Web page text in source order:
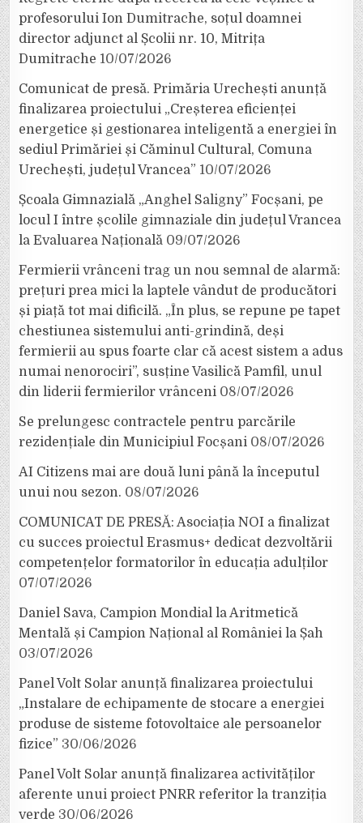
profesorului Ion Dumitrache, soțul doamnei
director adjunct al Școlii nr. 10, Mitrița
Dumitrache 10/07/2026
Comunicat de presă. Primăria Urechești anunță
finalizarea proiectului „Creșterea eficienței
energetice și gestionarea inteligentă a energiei în
sediul Primăriei și Căminul Cultural, Comuna
Urechești, județul Vrancea” 10/07/2026
Școala Gimnazială „Anghel Saligny” Focșani, pe
locul I între școlile gimnaziale din județul Vrancea
la Evaluarea Națională 09/07/2026
Fermierii vrânceni trag un nou semnal de alarmă:
prețuri prea mici la laptele vândut de producători
și piață tot mai dificilă. „În plus, se repune pe tapet
chestiunea sistemului anti-grindină, deși
fermierii au spus foarte clar că acest sistem a adus
numai nenorociri”, susține Vasilică Pamfil, unul
din liderii fermierilor vrânceni 08/07/2026
Se prelungesc contractele pentru parcările
rezidențiale din Municipiul Focșani 08/07/2026
AI Citizens mai are două luni până la începutul
unui nou sezon. 08/07/2026
COMUNICAT DE PRESĂ: Asociația NOI a finalizat
cu succes proiectul Erasmus+ dedicat dezvoltării
competențelor formatorilor în educația adulților
07/07/2026
Daniel Sava, Campion Mondial la Aritmetică
Mentală și Campion Național al României la Șah
03/07/2026
Panel Volt Solar anunță finalizarea proiectului
„Instalare de echipamente de stocare a energiei
produse de sisteme fotovoltaice ale persoanelor
fizice” 30/06/2026
Panel Volt Solar anunță finalizarea activităților
aferente unui proiect PNRR referitor la tranziția
verde 30/06/2026